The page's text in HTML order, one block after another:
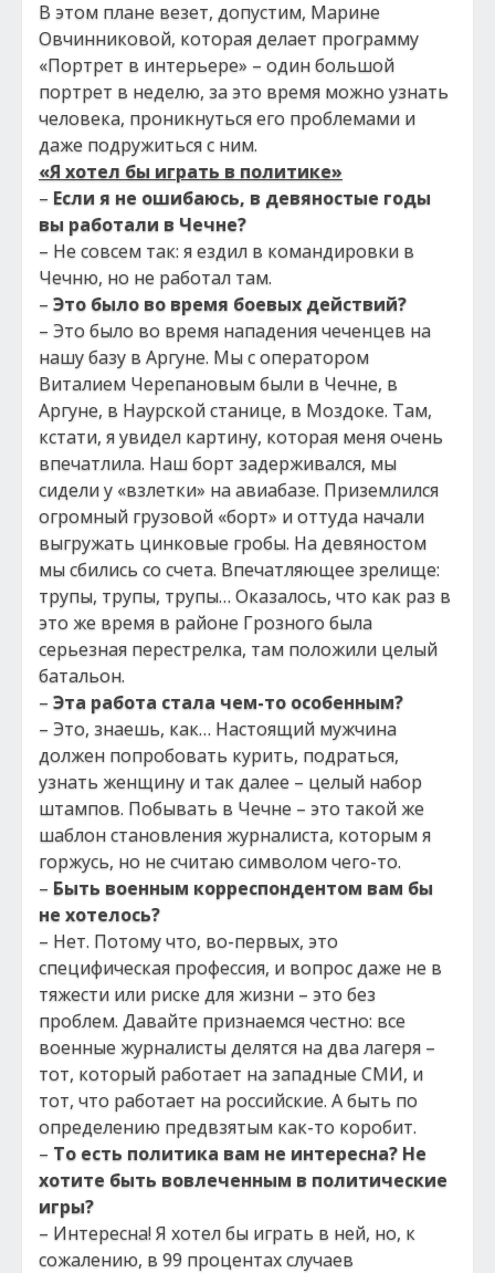
В этом плане везет, допустим, Марине
Овчинниковой, которая делает программу
«Портрет в интерьере» – один большой
портрет в неделю, за это время можно узнать
человека, проникнуться его проблемами и
даже подружиться с ним.
«Я хотел бы играть в политике»
– Если я не ошибаюсь, в девяностые годы
вы работали в Чечне?
– Не совсем так: я ездил в командировки в
Чечню, но не работал там.
– Это было во время боевых действий?
– Это было во время нападения чеченцев на
нашу базу в Аргуне. Мы с оператором
Виталием Черепановым были в Чечне, в
Аргуне, в Наурской станице, в Моздоке. Там,
кстати, я увидел картину, которая меня очень
впечатлила. Наш борт задерживался, мы
сидели у «взлетки» на авиабазе. Приземлился
огромный грузовой «борт» и оттуда начали
выгружать цинковые гробы. На девяностом
мы сбились со счета. Впечатляющее зрелище:
трупы, трупы, трупы… Оказалось, что как раз в
это же время в районе Грозного была
серьезная перестрелка, там положили целый
батальон.
– Эта работа стала чем-то особенным?
– Это, знаешь, как… Настоящий мужчина
должен попробовать курить, подраться,
узнать женщину и так далее – целый набор
штампов. Побывать в Чечне – это такой же
шаблон становления журналиста, которым я
горжусь, но не считаю символом чего-то.
– Быть военным корреспондентом вам бы
не хотелось?
– Нет. Потому что, во-первых, это
специфическая профессия, и вопрос даже не в
тяжести или риске для жизни – это без
проблем. Давайте признаемся честно: все
военные журналисты делятся на два лагеря –
тот, который работает на западные СМИ, и
тот, что работает на российские. А быть по
определению предвзятым как-то коробит.
– То есть политика вам не интересна? Не
хотите быть вовлеченным в политические
игры?
– Интересна! Я хотел бы играть в ней, но, к
сожалению, в 99 процентах случаев